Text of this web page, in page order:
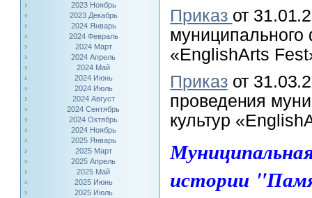
2023 Ноябрь
2023 Декабрь
2024 Январь
2024 Февраль
2024 Март
2024 Апрель
2024 Май
2024 Июнь
2024 Июль
2024 Август
2024 Сентябрь
2024 Октябрь
2024 Ноябрь
2025 Январь
2025 Март
2025 Апрель
2025 Май
2025 Июнь
2025 Июль
Приказ от
муниципального
«EnglishArts
Приказот
проведения
культур
истории